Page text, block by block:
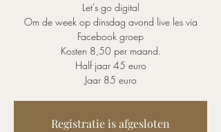
Let's go digital
Om de week op dinsdag avond live les via
Facebook groep
Kosten 8,50 per maand.
Half jaar 45 euro
Jaar 85 euro
Registratie is afgesloten